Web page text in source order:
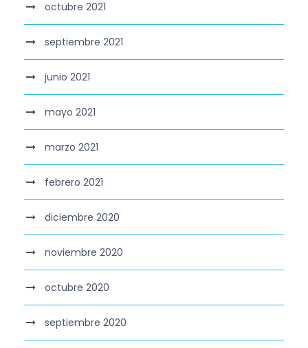
octubre 2021
septiembre 2021
junio 2021
mayo 2021
marzo 2021
febrero 2021
diciembre 2020
noviembre 2020
octubre 2020
septiembre 2020